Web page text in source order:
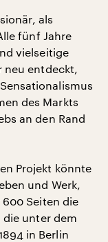
als
fünf Jahre
vielseitige
neu entdeckt,
des Markts
an den Rand
Projekt könnte
und Werk,
Seiten die
unter dem
in Berlin